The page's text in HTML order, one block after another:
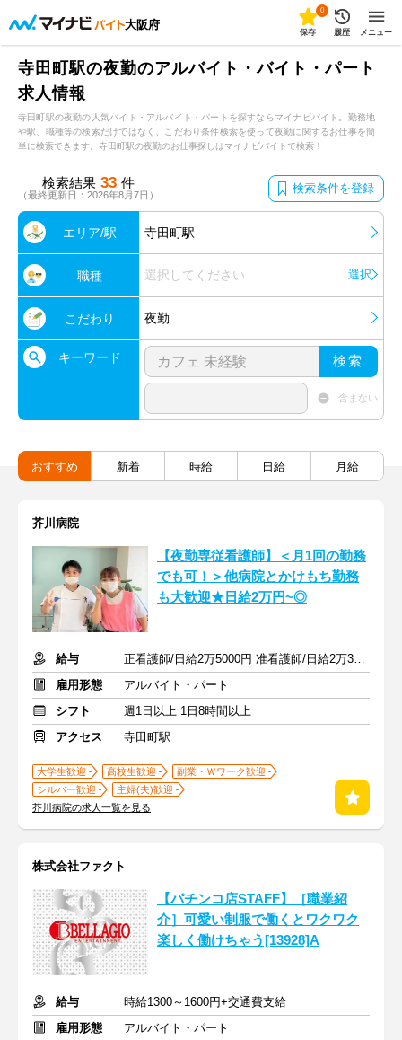
大阪府
0
保存 履歴 メニュー
寺田町駅の夜勤のアルバイト・バイト・パート
求人情報
寺田町駅の夜勤の人気バイト・アルバイト・パートを探すならマイナビバイト。勤務地
や駅、職種等の検索だけではなく、こだわり条件検索を使って夜勤に関するお仕事を簡
単に検索できます。寺田町駅の夜勤のお仕事探しはマイナビバイトで検索！
検索結果 33 件
（最終更新日：2026年8月7日） 検索条件を登録
エリア/駅 寺田町駅
職種 選択してください 選択
こだわり 夜勤
キーワード 検索
含まない
おすすめ 新着 時給 日給 月給
芥川病院
【夜勤専従看護師】＜月1回の勤務
でも可！＞他病院とかけもち勤務
も大歓迎★日給2万円~◎
給与
正看護師/日給2万5000円 准看護師/日給2万3000円
雇用形態
アルバイト・パート
シフト
週1日以上 1日8時間以上
アクセス
寺田町駅
大学生歓迎 高校生歓迎
副業・Ｗワーク歓迎
シルバー歓迎
主婦(夫)歓迎
芥川病院の求人一覧を見る
株式会社ファクト
【パチンコ店STAFF】［職業紹
介］可愛い制服で働くとワクワク
楽しく働けちゃう[13928]A
給与
時給1300～1600円+交通費支給
雇用形態
アルバイト・パート